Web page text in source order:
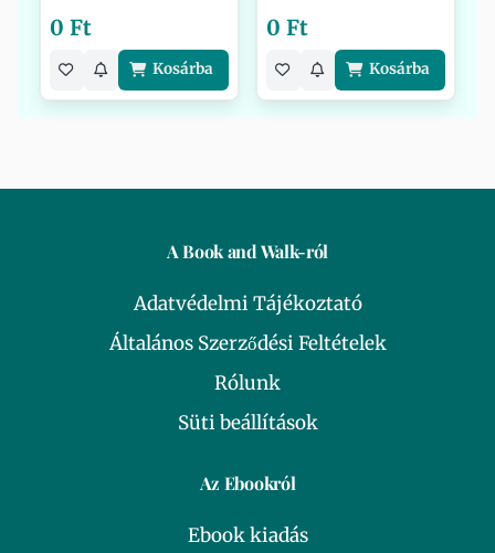
0 Ft
Kosárba
0 Ft
Kosárba
A Book and Walk-ról
Adatvédelmi Tájékoztató
Általános Szerződési Feltételek
Rólunk
Süti beállítások
Az Ebookról
Ebook kiadás